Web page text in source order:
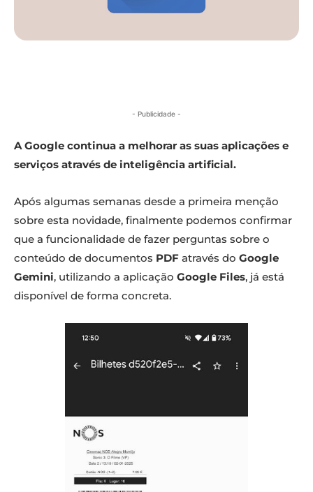
- Publicidade -
A Google continua a melhorar as suas aplicações e
serviços através de inteligência artificial.
Após algumas semanas desde a primeira menção
sobre esta novidade, finalmente podemos confirmar
que a funcionalidade de fazer perguntas sobre o
conteúdo de documentos PDF através do Google
Gemini, utilizando a aplicação Google Files, já está
disponível de forma concreta.